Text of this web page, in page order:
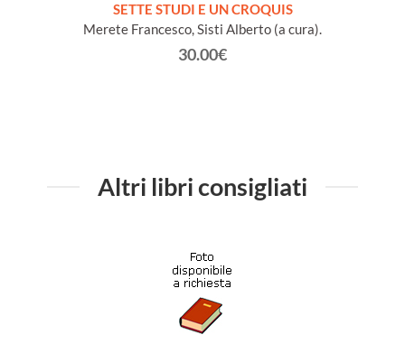
SETTE STUDI E UN CROQUIS
Merete Francesco, Sisti Alberto (a cura).
30.00€
Altri libri consigliati